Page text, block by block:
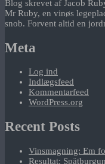
Blog skrevet af Jacob
Mr Ruby, en vinøs
snob. Forvent altid en
Meta
Log ind
Indlægsfeed
Kommentarfeed
WordPress.org
Recent Posts
Vinsmagning: Em
Resultat: